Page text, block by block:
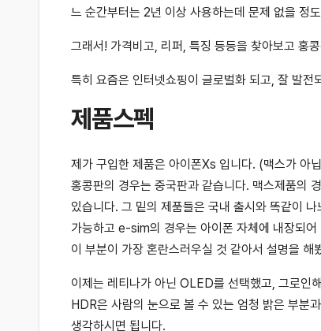
느 순간부터는 2년 이상 사용하는데 문제 없을 정
그래서! 가격비고, 리퍼, 특징 등등을 찾아보고 홍
특히 요즘은 인터넷쇼핑이 글로벌화 되고, 잘 발
제품스펙
제가 구입한 제품은 아이폰Xs 입니다. (맥스가 아
홍콩판의 경우는 중국판과 같습니다. 맥스제품의
있습니다. 그 밑의 제품들은 국내 출시와 똑같이
가능하고 e-sim의 경우는 아이폰 자체에 내장되
이 부분이 가장 혼란스러우실 것 같아서 설명을
이제는 레티나가 아닌 OLED를 선택했고, 그로인
HDR은 사람의 눈으로 볼 수 있는 엄청 밝은 부분
생각하시면 됩니다.